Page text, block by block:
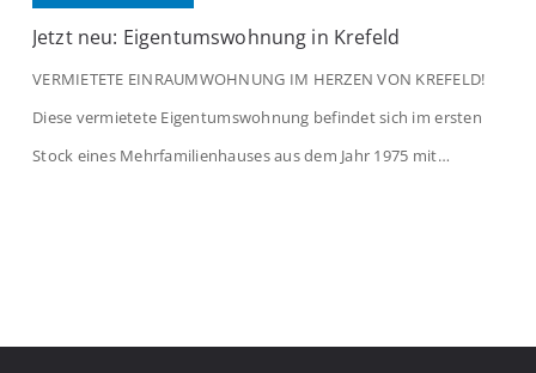
Jetzt neu: Eigentumswohnung in Krefeld
VERMIETETE EINRAUMWOHNUNG IM HERZEN VON KREFELD!
Diese vermietete Eigentumswohnung befindet sich im ersten
Stock eines Mehrfamilienhauses aus dem Jahr 1975 mit